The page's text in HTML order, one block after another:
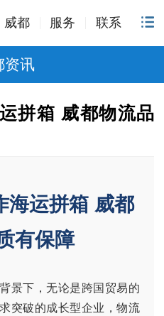
威都 服务 联系
资讯
拼箱 威都物流品
海运拼箱 威都
有保障
景下，无论是跨国贸易的
突破的成长型企业，物流